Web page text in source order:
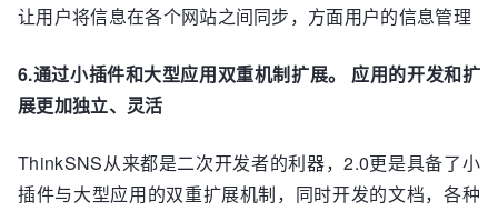
让用户将信息在各个网站之间同步，方面用户的信息管理
6.通过小插件和大型应用双重机制扩展。 应用的开发和扩
展更加独立、灵活
ThinkSNS从来都是二次开发者的利器，2.0更是具备了小
插件与大型应用的双重扩展机制，同时开发的文档，各种